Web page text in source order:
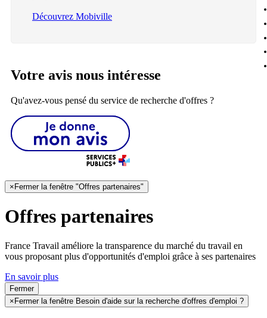
Découvrez Mobiville
Votre avis nous intéresse
Qu'avez-vous pensé du service de recherche d'offres ?
× Fermer la fenêtre "Offres partenaires"
Offres partenaires
France Travail améliore la transparence du marché du travail en
vous proposant plus d'opportunités d'emploi grâce à ses partenaires
En savoir plus
Fermer
× Fermer la fenêtre Besoin d'aide sur la recherche d'offres d'emploi ?